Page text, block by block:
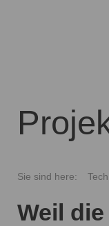
Sie sind here:
Weil